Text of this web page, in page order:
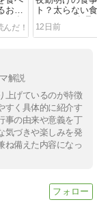
おす
い食
ト？太らない
るべきNG食
12日前
解説
上げているのが特徴
すく具体的に紹介す
事の由来や意義を丁
気づきや楽しみを発
ね備えた内容になっ